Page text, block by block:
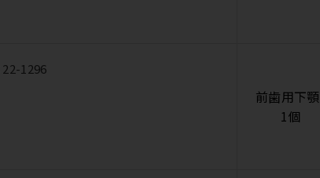
22-1296
前歯用下顎
1個